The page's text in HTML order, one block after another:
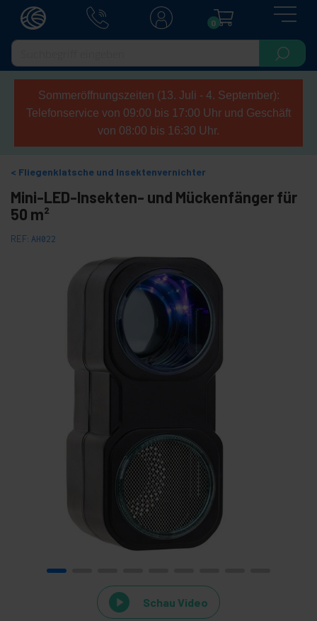
0
Sommeröffnungszeiten (13. Juli - 4. September):
Telefonservice von 09:00 bis 17:00 Uhr und Geschäft
von 08:00 bis 16:30 Uhr.
Fliegenklatsche und Insektenvernichter
Mini-LED-Insekten- und Mückenfänger für
50 m²
REF: AH022
Schau Video